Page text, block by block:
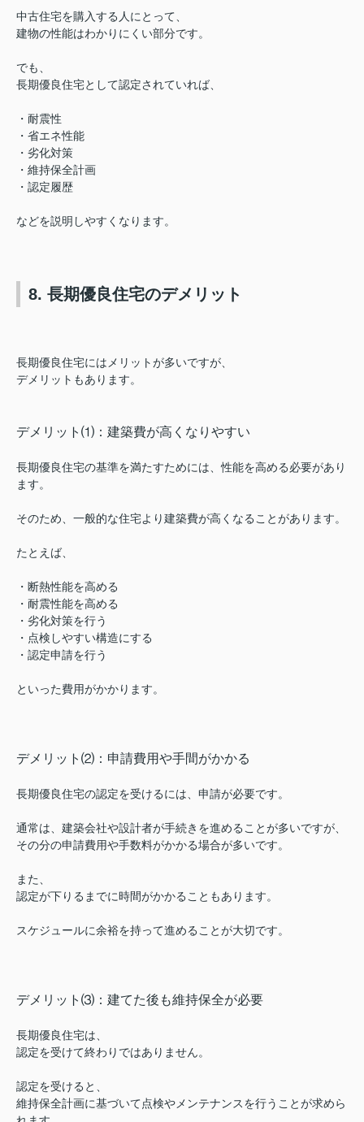
中古住宅を購入する人にとって、
建物の性能はわかりにくい部分です。
でも、
長期優良住宅として認定されていれば、
・耐震性
・省エネ性能
・劣化対策
・維持保全計画
・認定履歴
などを説明しやすくなります。
8. 長期優良住宅のデメリット
長期優良住宅にはメリットが多いですが、
デメリットもあります。
デメリット⑴：建築費が高くなりやすい
長期優良住宅の基準を満たすためには、性能を高める必要があり
ます。
そのため、一般的な住宅より建築費が高くなることがあります。
たとえば、
・断熱性能を高める
・耐震性能を高める
・劣化対策を行う
・点検しやすい構造にする
・認定申請を行う
といった費用がかかります。
デメリット⑵：申請費用や手間がかかる
長期優良住宅の認定を受けるには、 申請が必要です。
通常は、 建築会社や設計者が手続きを進めることが多いですが、
その分の申請費用や手数料がかかる場合が多いです。
また、
認定が下りるまでに時間がかかることもあります。
スケジュールに余裕を持って進めることが大切です。
デメリット⑶：建てた後も維持保全が必要
長期優良住宅は、
認定を受けて終わりではありません。
認定を受けると、
維持保全計画に基づいて点検やメンテナンスを行うことが求めら